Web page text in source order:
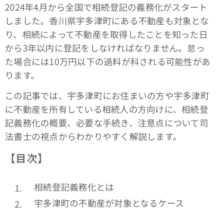
2024年4月から全国で相続登記の義務化がスタート
しました。香川県宇多津町にある不動産も対象とな
り、相続によって不動産を取得したことを知った日
から3年以内に登記をしなければなりません。怠っ
た場合には10万円以下の過料が科される可能性があ
ります。
この記事では、宇多津町にお住まいの方や宇多津町
に不動産を所有している相続人の方向けに、相続登
記義務化の概要、必要な手続き、注意点について司
法書士の視点からわかりやすく解説します。
【目次】
相続登記義務化とは
宇多津町の不動産が対象となるケース